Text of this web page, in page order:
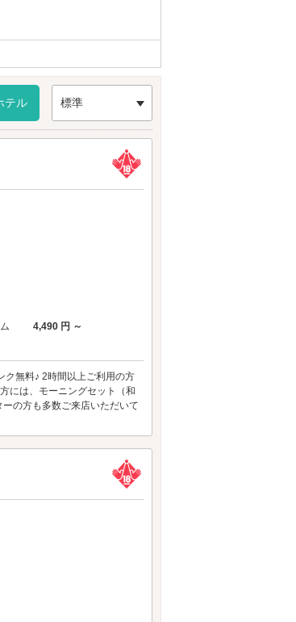
テル 標準
4,490 円 ～
ク無料♪ 2時間以上ご利用の方
には、モーニングセット（和
の方も多数ご来店いただいて